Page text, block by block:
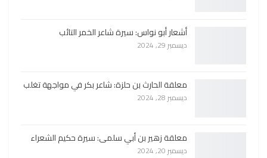
أشعار أبو نواس: سيرة شاعر الخمر التائب
ديسمبر 29, 2024
معلقة الحارث بن حلزة: شاعر بكر في مواجهة تغلب
ديسمبر 28, 2024
معلقة زهير بن أبي سلمى: سيرة حكيم الشعراء
ديسمبر 20, 2024